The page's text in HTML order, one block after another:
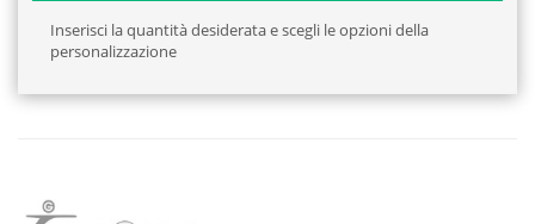
Inserisci la quantità desiderata e scegli le opzioni della
personalizzazione